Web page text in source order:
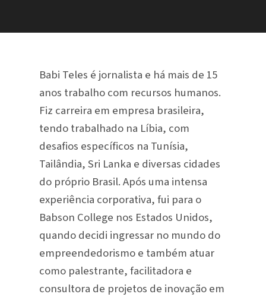
Babi Teles é jornalista e há mais de 15
anos trabalho com recursos humanos.
Fiz carreira em empresa brasileira,
tendo trabalhado na Líbia, com
desafios específicos na Tunísia,
Tailândia, Sri Lanka e diversas cidades
do próprio Brasil. Após uma intensa
experiência corporativa, fui para o
Babson College nos Estados Unidos,
quando decidi ingressar no mundo do
empreendedorismo e também atuar
como palestrante, facilitadora e
consultora de projetos de inovação em